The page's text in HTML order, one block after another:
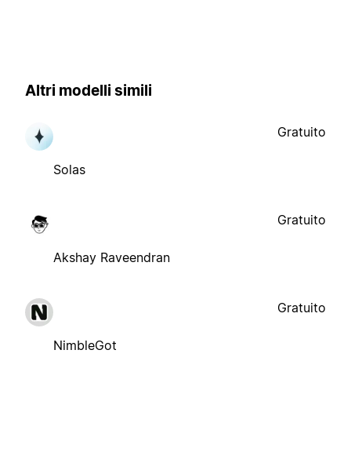
Altri modelli simili
Solas
Gratuito
Akshay Raveendran
Gratuito
NimbleGot
Gratuito